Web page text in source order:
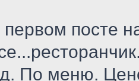
первом посте
По меню.